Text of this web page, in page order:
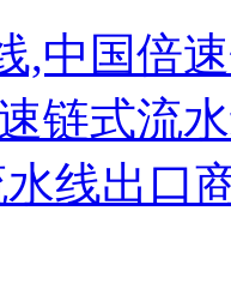
,中国倍
链式流
线出口